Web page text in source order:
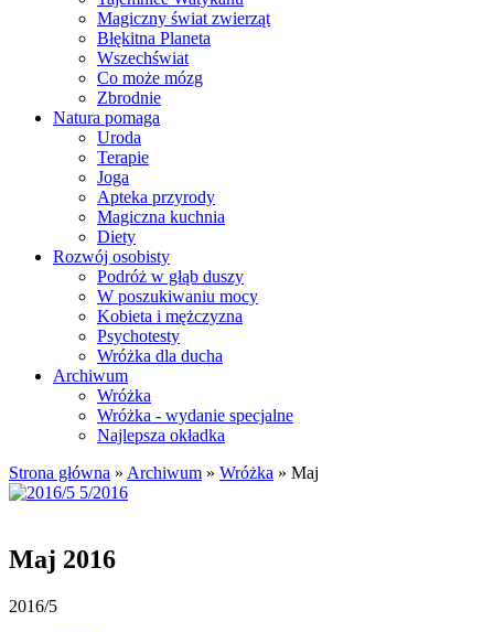
Magiczny świat zwierząt
Błękitna Planeta
Wszechświat
Co może mózg
Zbrodnie
Natura pomaga
Uroda
Terapie
Joga
Apteka przyrody
Magiczna kuchnia
Diety
Rozwój osobisty
Podróż w głąb duszy
W poszukiwaniu mocy
Kobieta i mężczyzna
Psychotesty
Wróżka dla ducha
Archiwum
Wróżka
Wróżka - wydanie specjalne
Najlepsza okładka
Strona główna » Archiwum » Wróżka » Maj
Maj 2016
2016/5